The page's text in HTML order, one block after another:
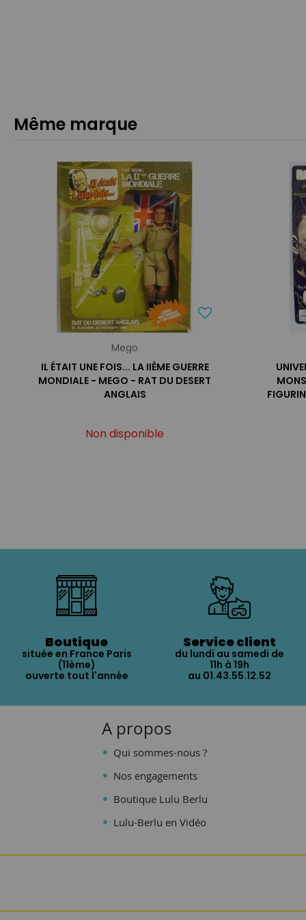
Même marque
Mego
IL ÉTAIT UNE FOIS... LA IIÈME GUERRE
MONDIALE - MEGO - RAT DU DESERT
ANGLAIS
Non disponible
Boutique
située en France Paris
(11ème)
ouverte tout l'année
Service client
du lundi au samedi de
11h à 19h
au 01.43.55.12.52
A propos
Qui sommes-nous ?
Nos engagements
Boutique Lulu Berlu
Lulu-Berlu en Vidéo